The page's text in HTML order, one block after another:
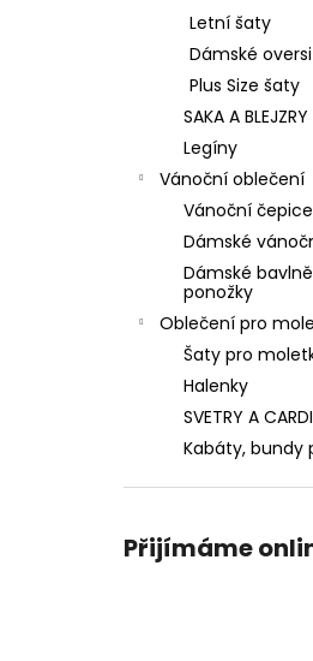
Letní šaty
Dámské
Plus Size šaty
SAKA A BLEJZRY
Legíny
Vánoční oblečení
Vánoční čepice
Dámské
Dámské
ponožky
Oblečení pro
Šaty pro
Halenky
SVETRY A
Kabáty, bundy
Přijímáme